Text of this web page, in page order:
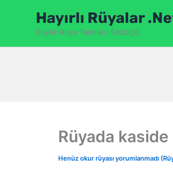
Hayırlı Rüyalar
Büyük Rüya Tabirleri Sözlüğü
Rüyada
Henüz okur rüyası yorumlanmadı